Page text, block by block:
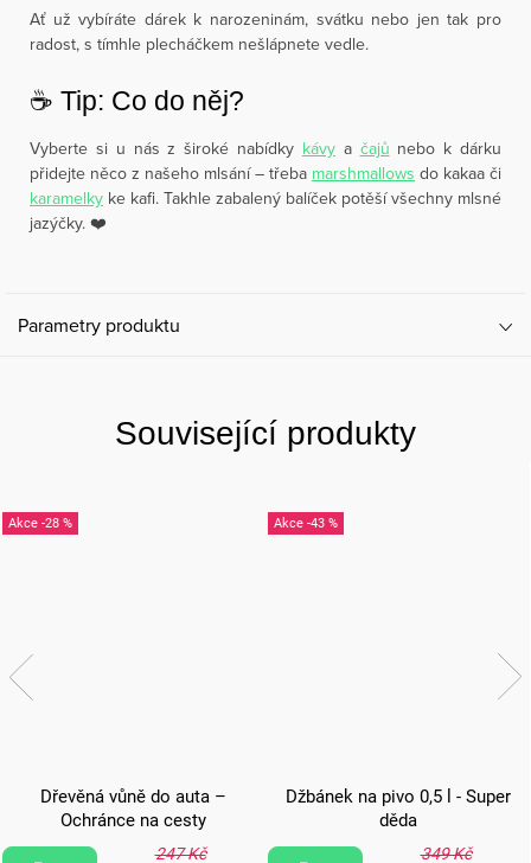
Ať už vybíráte dárek k narozeninám, svátku nebo jen tak pro
radost, s tímhle plecháčkem nešlápnete vedle.
☕️ Tip: Co do něj?
Vyberte si u nás z široké nabídky kávya čajů nebo k dárku
přidejte něco z našeho mlsání – třeba marshmallows do kakaa či
karamelky ke kafi. Takhle zabalený balíček potěší všechny mlsné
jazýčky. ❤️
Parametry produktu
Související produkty
-28 %
Dřevěná vůně do auta –
Ochránce na cesty
247 Kč
-43 %
Džbánek na pivo 0,5 l - Super
děda
349 Kč